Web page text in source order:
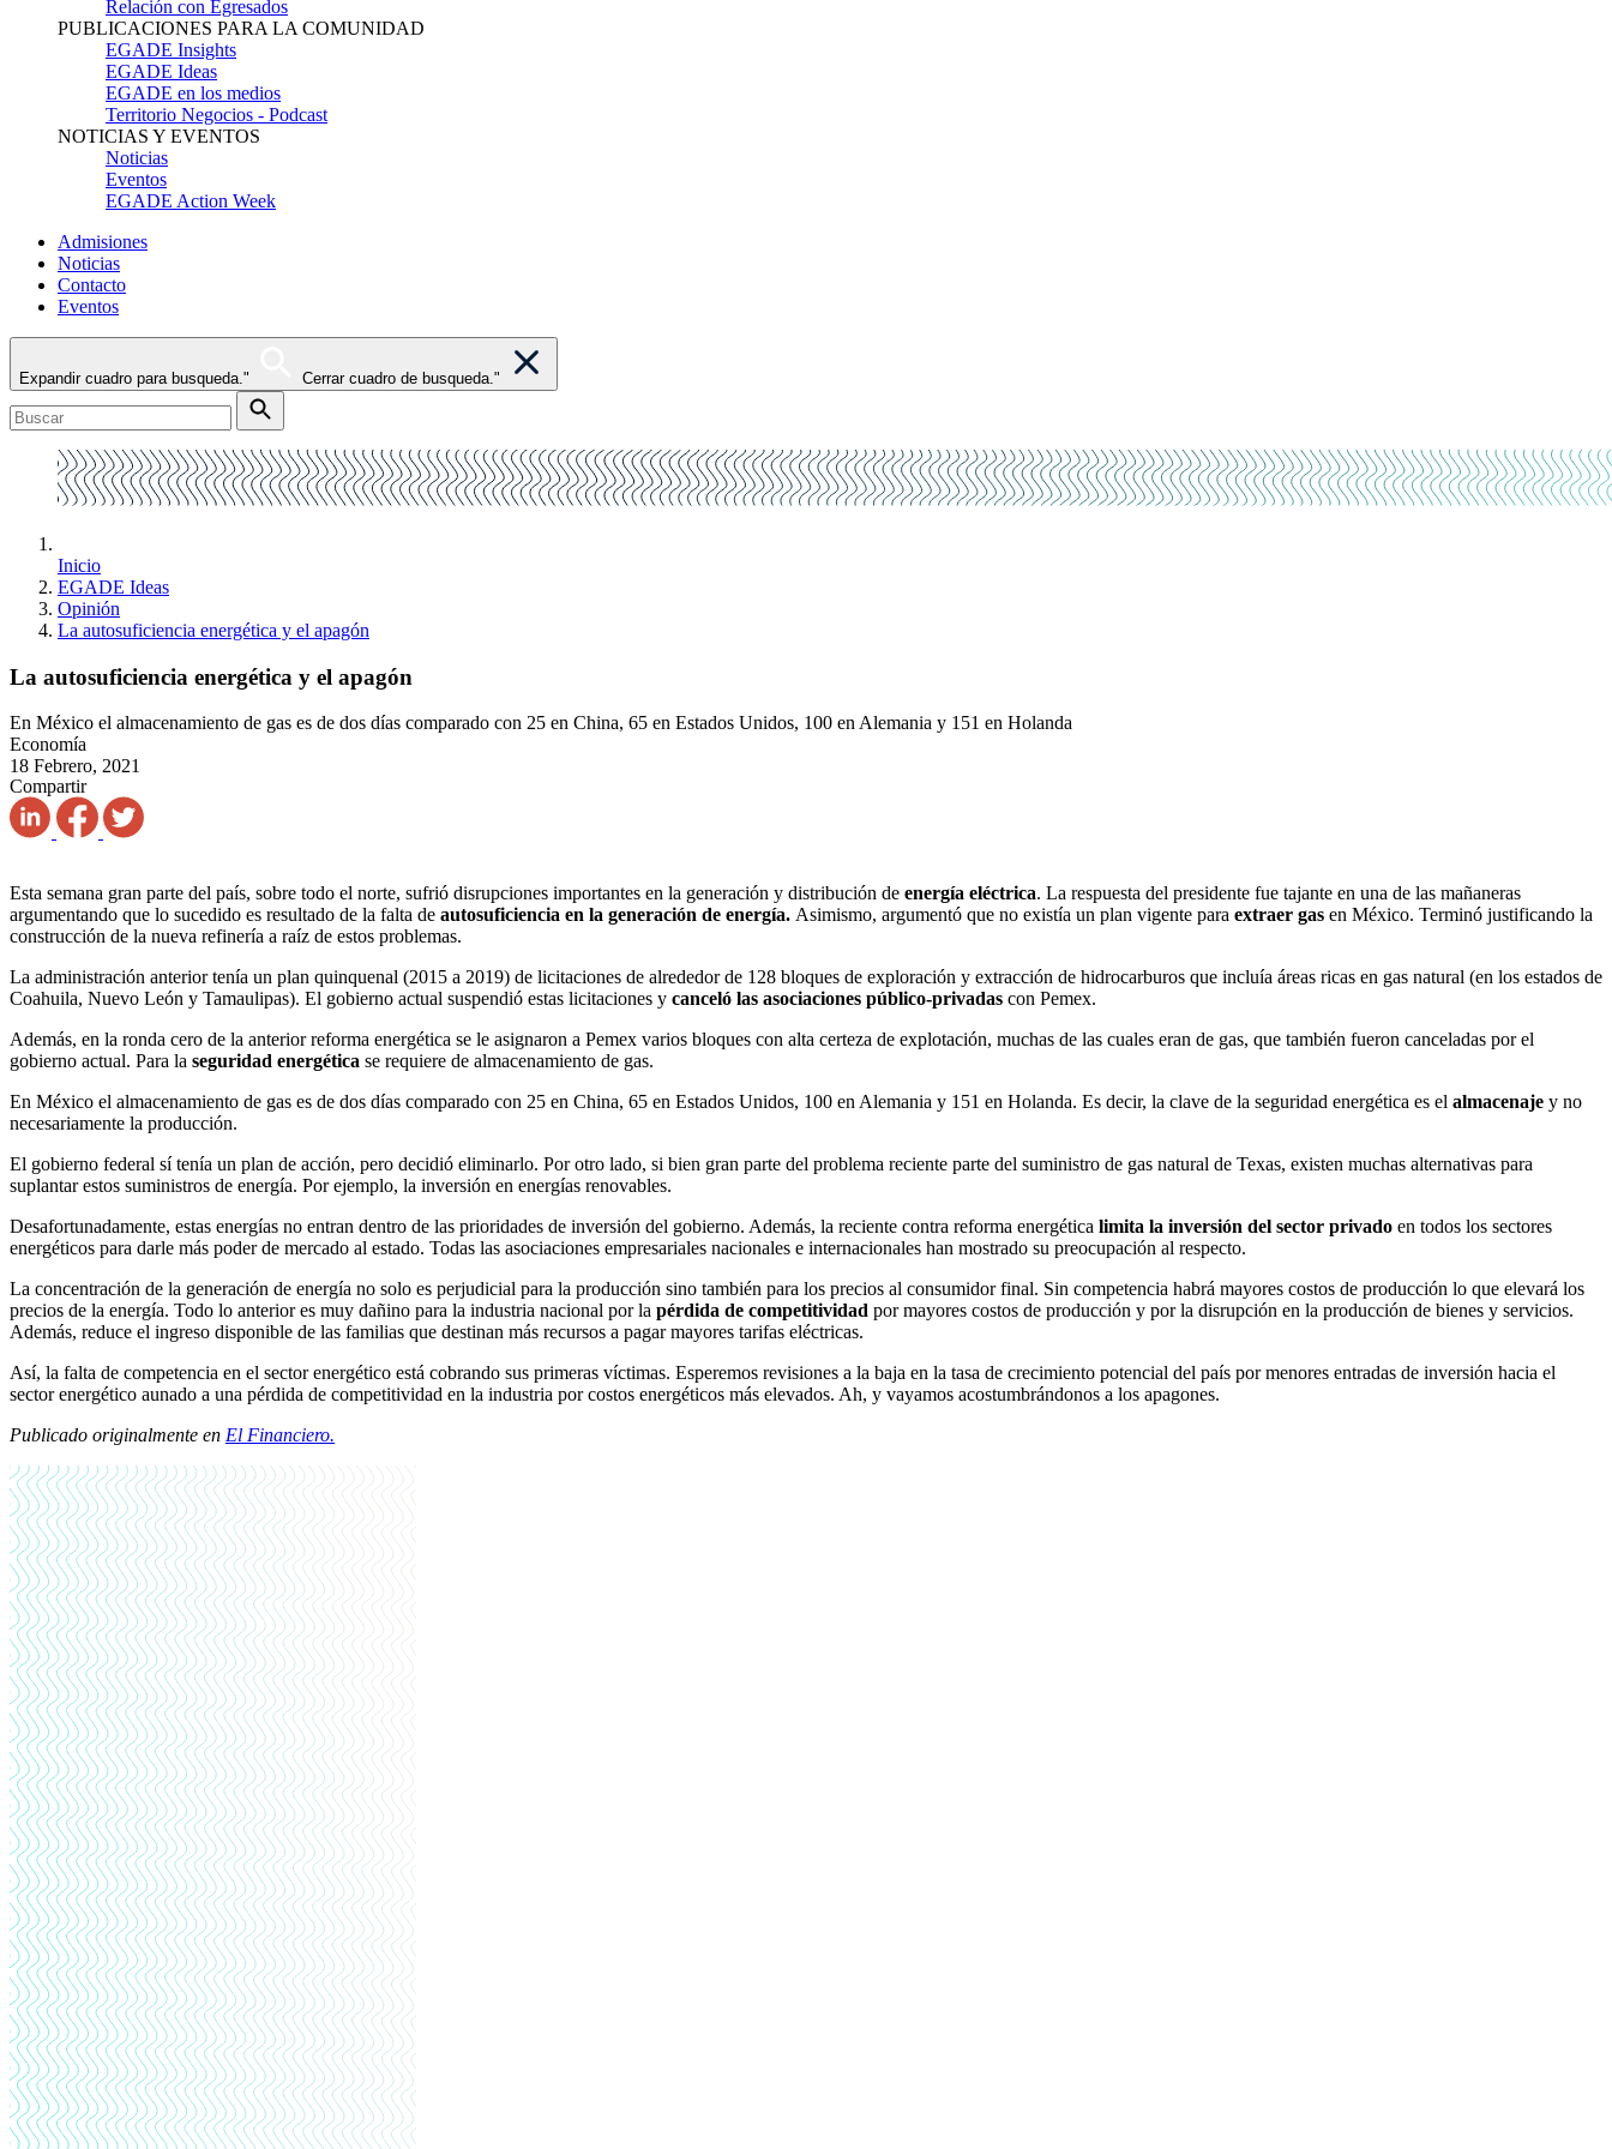
Relación con Egresados
PUBLICACIONES PARA LA COMUNIDAD
EGADE Insights
EGADE Ideas
EGADE en los medios
Territorio Negocios - Podcast
NOTICIAS Y EVENTOS
Noticias
Eventos
EGADE Action Week
Admisiones
Noticias
Contacto
Eventos
Expandir cuadro para busqueda." Cerrar cuadro de busqueda."
Inicio
EGADE Ideas
Opinión
La autosuficiencia energética y el apagón
La autosuficiencia energética y el apagón
En México el almacenamiento de gas es de dos días comparado con 25 en China, 65 en Estados Unidos, 100 en Alemania y 151 en Holanda
Economía
18 Febrero, 2021
Compartir
Esta semana gran parte del país, sobre todo el norte, sufrió disrupciones importantes en la generación y distribución de energía eléctrica. La respuesta del presidente fue tajante en una de las mañaneras
argumentando que lo sucedido es resultado de la falta de autosuficiencia en la generación de energía. Asimismo, argumentó que no existía un plan vigente para extraer gas en México. Terminó justificando la
construcción de la nueva refinería a raíz de estos problemas.
La administración anterior tenía un plan quinquenal (2015 a 2019) de licitaciones de alrededor de 128 bloques de exploración y extracción de hidrocarburos que incluía áreas ricas en gas natural (en los estados de
Coahuila, Nuevo León y Tamaulipas). El gobierno actual suspendió estas licitaciones y canceló las asociaciones público-privadas con Pemex.
Además, en la ronda cero de la anterior reforma energética se le asignaron a Pemex varios bloques con alta certeza de explotación, muchas de las cuales eran de gas, que también fueron canceladas por el
gobierno actual. Para la seguridad energética se requiere de almacenamiento de gas.
En México el almacenamiento de gas es de dos días comparado con 25 en China, 65 en Estados Unidos, 100 en Alemania y 151 en Holanda. Es decir, la clave de la seguridad energética es el almacenaje y no
necesariamente la producción.
El gobierno federal sí tenía un plan de acción, pero decidió eliminarlo. Por otro lado, si bien gran parte del problema reciente parte del suministro de gas natural de Texas, existen muchas alternativas para
suplantar estos suministros de energía. Por ejemplo, la inversión en energías renovables.
Desafortunadamente, estas energías no entran dentro de las prioridades de inversión del gobierno. Además, la reciente contra reforma energética limita la inversión del sector privado en todos los sectores
energéticos para darle más poder de mercado al estado. Todas las asociaciones empresariales nacionales e internacionales han mostrado su preocupación al respecto.
La concentración de la generación de energía no solo es perjudicial para la producción sino también para los precios al consumidor final. Sin competencia habrá mayores costos de producción lo que elevará los
precios de la energía. Todo lo anterior es muy dañino para la industria nacional por la pérdida de competitividad por mayores costos de producción y por la disrupción en la producción de bienes y servicios.
Además, reduce el ingreso disponible de las familias que destinan más recursos a pagar mayores tarifas eléctricas.
Así, la falta de competencia en el sector energético está cobrando sus primeras víctimas. Esperemos revisiones a la baja en la tasa de crecimiento potencial del país por menores entradas de inversión hacia el
sector energético aunado a una pérdida de competitividad en la industria por costos energéticos más elevados. Ah, y vayamos acostumbrándonos a los apagones.
Publicado originalmente en El Financiero.